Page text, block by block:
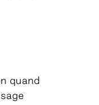
quand